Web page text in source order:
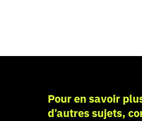
Pour en savoir
d’autres sujets,